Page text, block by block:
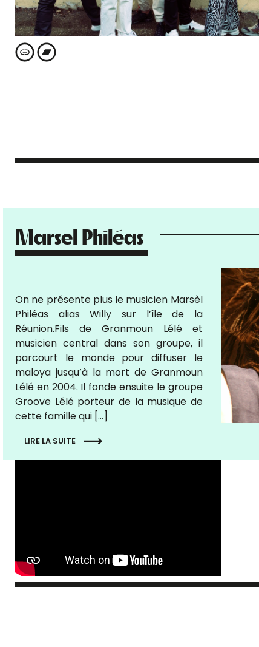
Marsel Philéas
On ne présente plus le musicien Marsèl
Philéas alias Willy sur l’île de la
Réunion.Fils de Granmoun Lélé et
musicien central dans son groupe, il
parcourt le monde pour diffuser le
maloya jusqu’à la mort de Granmoun
Lélé en 2004. Il fonde ensuite le groupe
Groove Lélé porteur de la musique de
cette famille qui […]
LIRE LA SUITE